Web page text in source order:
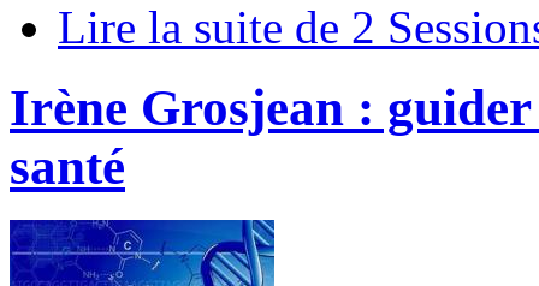
Lire la suite de 2
Irène Grosjean :
santé